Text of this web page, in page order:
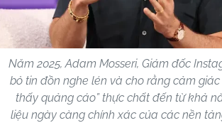
Năm 2025, Adam Mosseri, Giám đốc
bỏ tin đồn nghe lén và cho rằng cảm giác
thấy quảng cáo” thực chất đến từ khả
liệu ngày càng chính xác của các nền